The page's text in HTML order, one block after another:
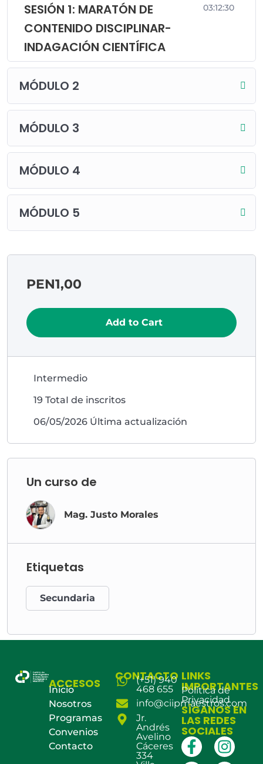
SESIÓN 1: MARATÓN DE
CONTENIDO DISCIPLINAR-
INDAGACIÓN CIENTÍFICA
03:12:30
MÓDULO 2
MÓDULO 3
MÓDULO 4
MÓDULO 5
PEN1,00
Add to Cart
Intermedio
19 TotaI de inscritos
06/05/2026 Última actualización
Un curso de
Mag. Justo Morales
Etiquetas
Secundaria
ACCESOS
Inicio
Nosotros
Programas
Convenios
Contacto
CONTACTO
(+51) 940
468 655
info@ciipmaestros.com
Jr.
Andrés
Avelino
Cáceres
334
LINKS
IMPORTANTES
Política de
Privacidad
SÍGANOS EN
LAS REDES
SOCIALES